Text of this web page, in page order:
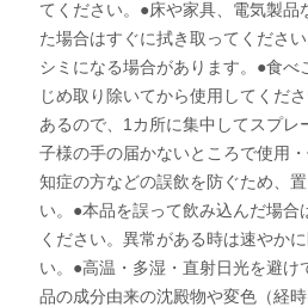
てください。●床や家具、電気製品
た場合はすぐに拭き取ってくださ
シミになる場合があります。●食べ
じめ取り除いてから使用してくだ
あるので、1カ所に集中してスプレ
子様の手の届かないところで使用
知症の方などの誤飲を防ぐため、
い。●本品を誤って飲み込んだ場合
ください。異常がある時は速やか
い。●高温・多湿・直射日光を避け
品の成分由来の沈殿物や変色（経